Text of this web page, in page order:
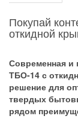
Покупай
откидной
Современная и
ТБО-14 с
решение для
твердых
рядом